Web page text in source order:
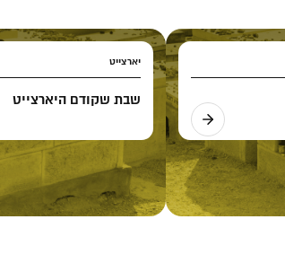
יארצייט
שבת שקודם היארצייט